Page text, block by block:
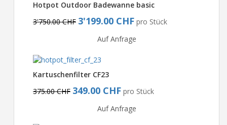
Hotpot Outdoor Badewanne basic
3'750.00 CHF 3'199.00 CHF pro Stück
Auf Anfrage
Kartuschenfilter CF23
375.00 CHF 349.00 CHF pro Stück
Auf Anfrage